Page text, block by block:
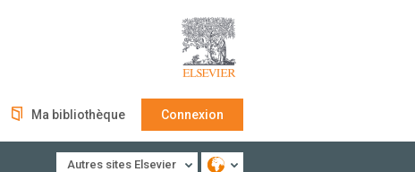
Ma bibliothèque Connexion
Autres sites Elsevier